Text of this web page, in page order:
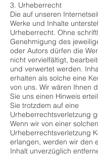
3. Urheberrecht
Die auf unseren
Werke und Inhalte
Urheberrecht. Ohne
Genehmigung des
oder Autors dürfen die
nicht vervielfältigt,
und verwertet werden.
erhalten als solche eine
von uns. Wir wären Ihnen
Sie uns einen Hinweis
Sie trotzdem auf eine
Urheberrechtsverletzung
Wenn wir von einer solchen
Urheberrechtsverletzung
erlangen, werden wir den
Inhalt unverzüglich